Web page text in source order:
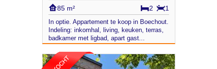
85 m² 1
2
In optie. Appartement te koop in Boechout.
Indeling: inkomhal, living, keuken, terras,
badkamer met ligbad, apart gast...